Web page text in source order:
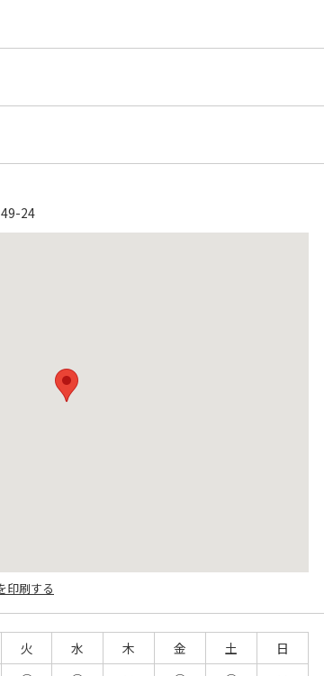
24
印刷する
火 水 木 金 土
日